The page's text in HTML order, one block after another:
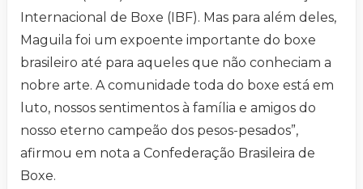
Internacional de Boxe (IBF). Mas para além deles,
Maguila foi um expoente importante do boxe
brasileiro até para aqueles que não conheciam a
nobre arte. A comunidade toda do boxe está em
luto, nossos sentimentos à família e amigos do
nosso eterno campeão dos pesos-pesados”,
afirmou em nota a Confederação Brasileira de
Boxe.